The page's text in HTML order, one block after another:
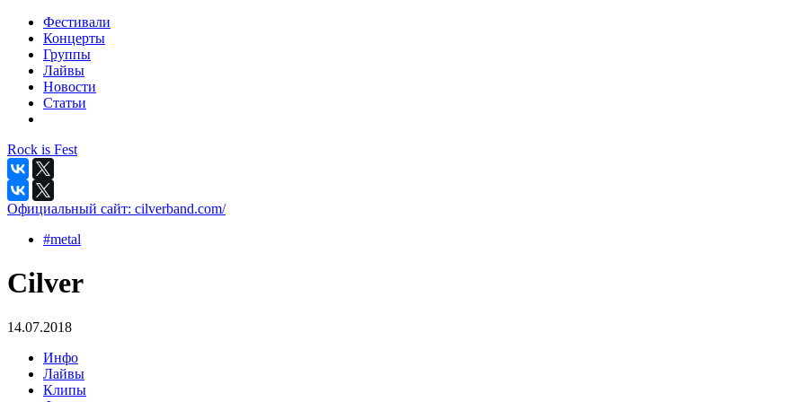
Фестивали
Концерты
Группы
Лайвы
Новости
Статьи
Rock is Fest
Официальный сайт: cilverband.com/
#metal
Cilver
14.07.2018
Инфо
Лайвы
Клипы